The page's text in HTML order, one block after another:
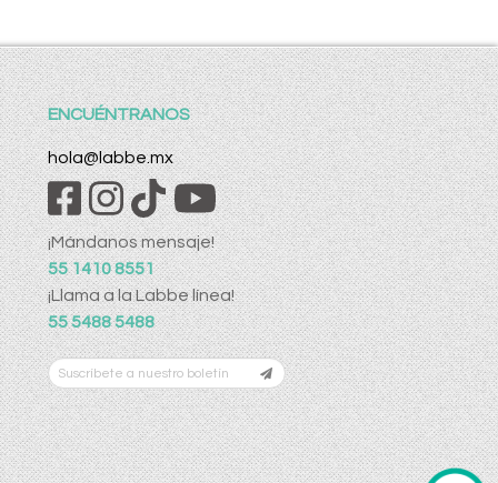
ENCUÉNTRANOS
hola@labbe.mx
¡Mándanos mensaje!
55 1410 8551
¡Llama a la Labbe línea!
55 5488 5488